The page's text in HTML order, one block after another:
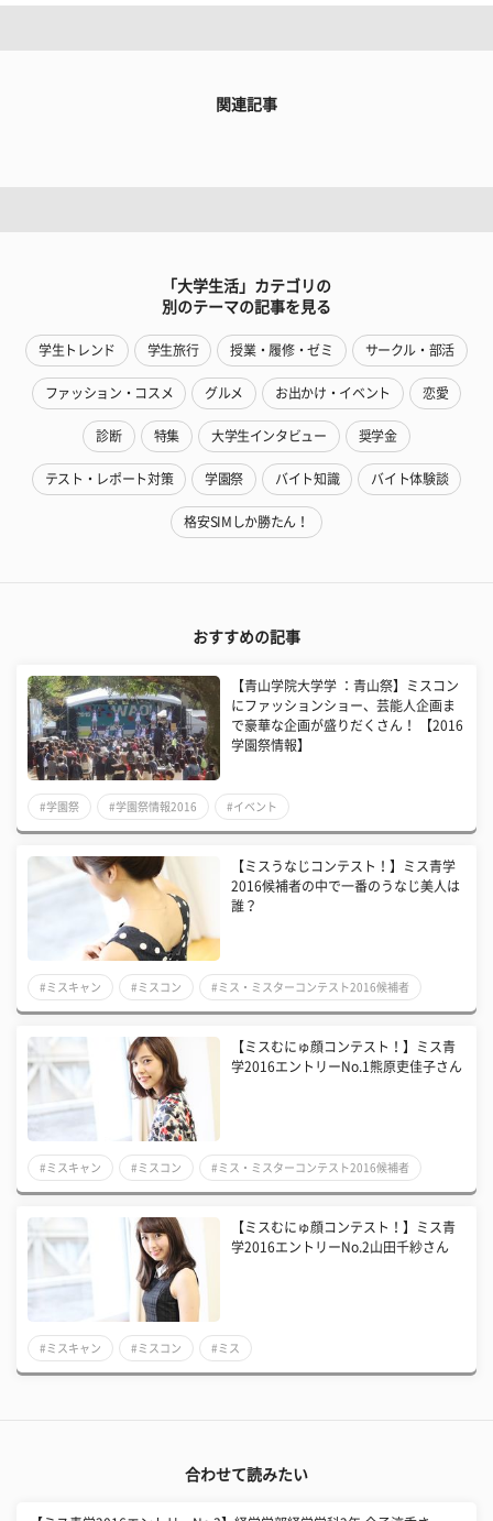
関連記事
「大学生活」カテゴリの
別のテーマの記事を見る
学生トレンド 学生旅行 授業・履修・ゼミ サークル・部活
ファッション・コスメ グルメ お出かけ・イベント 恋愛
診断 特集 大学生インタビュー 奨学金
テスト・レポート対策 学園祭 バイト知識 バイト体験談
格安SIMしか勝たん！
おすすめの記事
【青山学院大学学 ：青山祭】ミスコン
にファッションショー、芸能人企画ま
で豪華な企画が盛りだくさん！ 【2016
学園祭情報】
#学園祭 #学園祭情報2016 #イベント
【ミスうなじコンテスト！】ミス青学
2016候補者の中で一番のうなじ美人は
誰？
#ミスキャン #ミスコン #ミス・ミスターコンテスト2016候補者
【ミスむにゅ顔コンテスト！】ミス青
学2016エントリーNo.1熊原吏佳子さん
#ミスキャン #ミスコン #ミス・ミスターコンテスト2016候補者
【ミスむにゅ顔コンテスト！】ミス青
学2016エントリーNo.2山田千紗さん
#ミスキャン #ミスコン #ミス
合わせて読みたい